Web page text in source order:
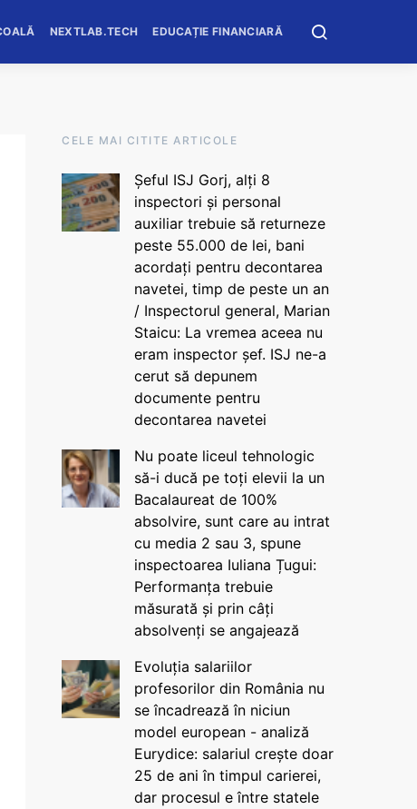
NEXTLAB.TECH EDUCAȚIE FINANCIARĂ
CELE MAI CITITE ARTICOLE
Șeful ISJ Gorj, alți 8
inspectori și personal
auxiliar trebuie să returneze
peste 55.000 de lei, bani
acordați pentru decontarea
navetei, timp de peste un an
/ Inspectorul general, Marian
Staicu: La vremea aceea nu
eram inspector șef. ISJ ne-a
cerut să depunem
documente pentru
decontarea navetei
Nu poate liceul tehnologic
să-i ducă pe toți elevii la un
Bacalaureat de 100%
absolvire, sunt care au intrat
cu media 2 sau 3, spune
inspectoarea Iuliana Țugui:
Performanța trebuie
măsurată și prin câți
absolvenți se angajează
Evoluția salariilor
profesorilor din România nu
se încadrează în niciun
model european - analiză
Eurydice: salariul crește doar
25 de ani în timpul carierei,
dar procesul e între statele